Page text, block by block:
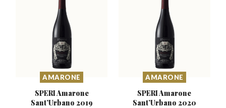
AMARONE
SPERI Amarone
Sant’Urbano 2019
AMARONE
SPERI Amarone
Sant’Urbano 2020